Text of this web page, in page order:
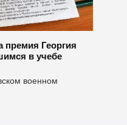
премия Георгия
в учебе
военном